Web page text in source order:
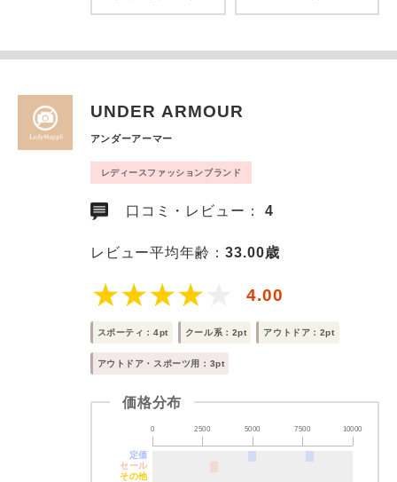
UNDER ARMOUR
アンダーアーマー
レディースファッションブランド
口コミ・レビュー：4
レビュー平均年齢：33.00歳
4.00
スポーティ：4pt クール系：2pt アウトドア：2pt
アウトドア・スポーツ用：3pt
価格分布
0 2500 5000 7500 10000
定価
セール
その他